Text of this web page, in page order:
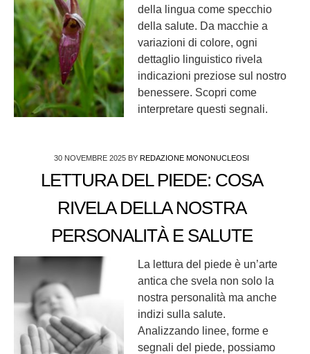
della lingua come specchio
della salute. Da macchie a
variazioni di colore, ogni
dettaglio linguistico rivela
indicazioni preziose sul nostro
benessere. Scopri come
interpretare questi segnali.
30 NOVEMBRE 2025 BY REDAZIONE MONONUCLEOSI
LETTURA DEL PIEDE: COSA
RIVELA DELLA NOSTRA
PERSONALITÀ E SALUTE
La lettura del piede è un’arte
antica che svela non solo la
nostra personalità ma anche
indizi sulla salute.
Analizzando linee, forme e
segnali del piede, possiamo